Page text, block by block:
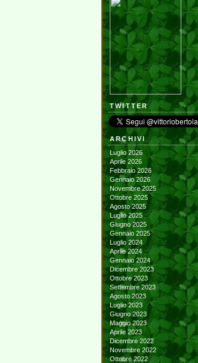
TWITTER
ARCHIVI
Luglio 2026
Aprile 2026
Febbraio 2026
Gennaio 2026
Novembre 2025
Ottobre 2025
Agosto 2025
Luglio 2025
Giugno 2025
Gennaio 2025
Luglio 2024
Aprile 2024
Gennaio 2024
Dicembre 2023
Ottobre 2023
Settembre 2023
Agosto 2023
Luglio 2023
Giugno 2023
Maggio 2023
Aprile 2023
Dicembre 2022
Novembre 2022
Ottobre 2022